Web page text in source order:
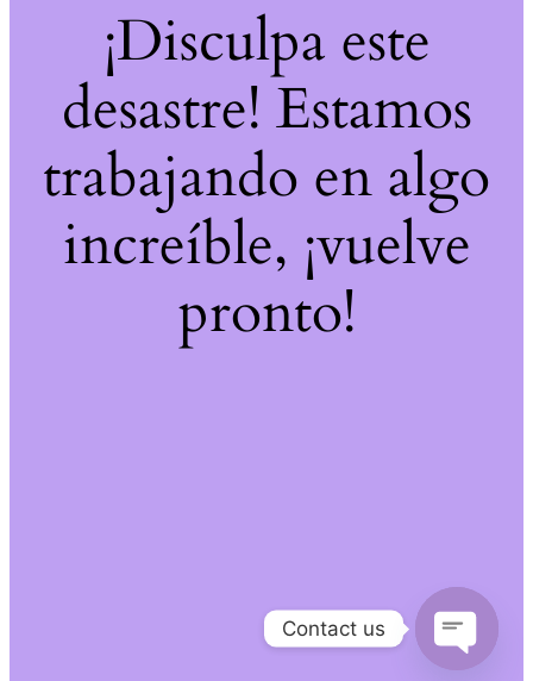
¡Disculpa este
desastre! Estamos
trabajando en algo
increíble, ¡vuelve
pronto!
Contact us